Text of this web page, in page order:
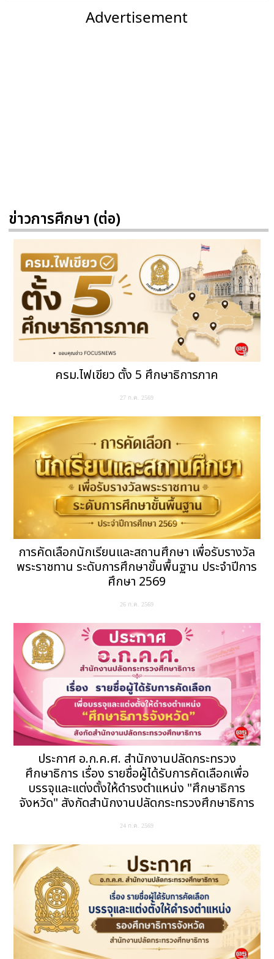
Advertisement
ข่าวการศึกษา (ต่อ)
ครม.ไฟเขียว ตั้ง 5 ศึกษาธิการภาค
27 ก.ค. 2569
การคัดเลือกนักเรียนและสถานศึกษา เพื่อรับรางวัล
พระราชทาน ระดับการศึกษาขั้นพื้นฐาน ประจำปีการ
ศึกษา 2569
26 ก.ค. 2569
ประกาศ อ.ก.ค.ศ. สำนักงานปลัดกระทรวง
ศึกษาธิการ เรื่อง รายชื่อผู้ได้รับการคัดเลือกเพื่อ
บรรจุและแต่งตั้งให้ดำรงตำแหน่ง "ศึกษาธิการ
จังหวัด" สังกัดสำนักงานปลัดกระทรวงศึกษาธิการ
24 ก.ค. 2569